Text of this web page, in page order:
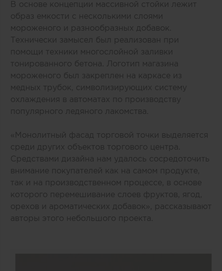
В основе концепции массивной стойки лежит
образ емкости с несколькими слоями
мороженого и разнообразных добавок.
Технически замысел был реализован при
помощи техники многослойной заливки
тонированного бетона. Логотип магазина
мороженого был закреплен на каркасе из
медных трубок, символизирующих систему
охлаждения в автоматах по производству
популярного ледяного лакомства.
«Монолитный фасад торговой точки выделяется
среди других объектов торгового центра.
Средствами дизайна нам удалось сосредоточить
внимание покупателей как на самом продукте,
так и на производственном процессе, в основе
которого перемешивание слоев фруктов, ягод,
орехов и ароматических добавок», рассказывают
авторы этого небольшого проекта.